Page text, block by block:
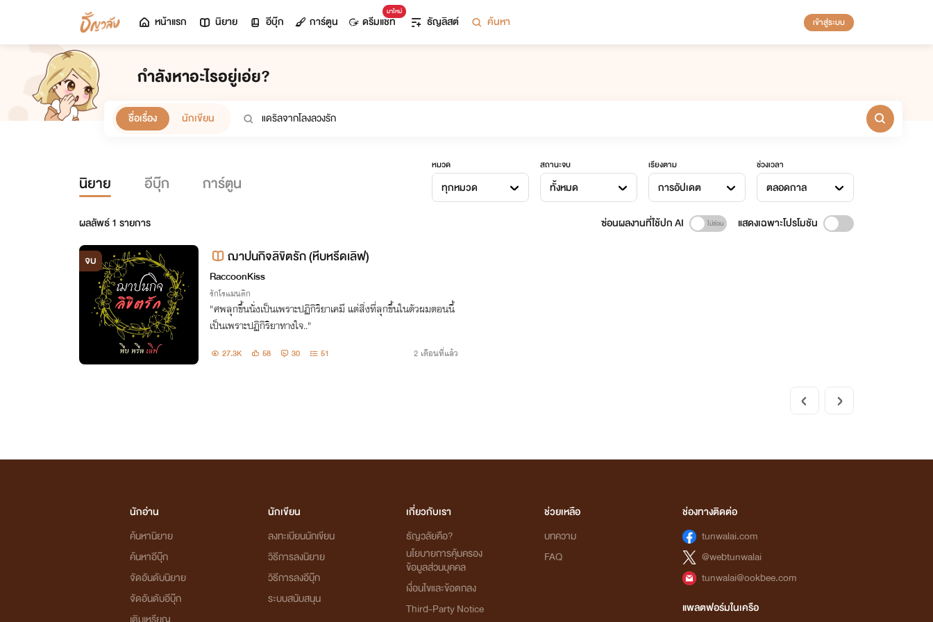
หน้าแรก นิยาย อีบุ๊ก การ์ตูน
มาใหม่
ดรีมแชท ธัญลิสต์ ค้นหา เข้าสู่ระบบ
กำลังหาอะไรอยู่เอ่ย?
ชื่อเรื่อง นักเขียน
นิยาย อีบุ๊ก การ์ตูน
หมวด
ทุกหมวด
สถานะจบ
ทั้งหมด
เรียงตาม
การอัปเดต
ช่วงเวลา
ตลอดกาล
ผลลัพธ์1 รายการ ซ่อนผลงานที่ใช้ปก AI แสดงเฉพาะโปรโมชัน
จบ ฌาปนกิจลิขิตรัก (หีบหรีดเลิฟ)
RaccoonKiss
รักโรแมนติก
"ศพลุกขึ้นนั่งเป็นเพราะปฏิกิริยาเคมี แต่สิ่งที่ลุกขึ้นในตัวผมตอนนี้
เป็นเพราะปฏิกิริยาทางใจ.."
27.3K 58 30 51 2 เดือนที่แล้ว
นักอ่าน
ค้นหานิยาย
ค้นหาอีบุ๊ก
จัดอันดับนิยาย
จัดอันดับอีบุ๊ก
นักเขียน
ลงทะเบียนนักเขียน
วิธีการลงนิยาย
วิธีการลงอีบุ๊ก
ระบบสนับสนุน
เกี่ยวกับเรา
ธัญวลัยคือ?
นโยบายการคุ้มครอง
ข้อมูลส่วนบุคคล
เงื่อนไขและข้อตกลง
Third-Party Notice
ช่วยเหลือ
บทความ
FAQ
ช่องทางติดต่อ
tunwalai.com
@webtunwalai
tunwalai@ookbee.com
แพลตฟอร์มในเครือ